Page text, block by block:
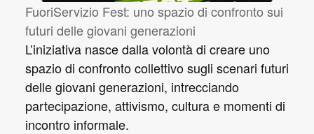
FuoriServizio Fest: uno spazio di confronto sui
futuri delle giovani generazioni
L’iniziativa nasce dalla volontà di creare uno
spazio di confronto collettivo sugli scenari futuri
delle giovani generazioni, intrecciando
partecipazione, attivismo, cultura e momenti di
incontro informale.